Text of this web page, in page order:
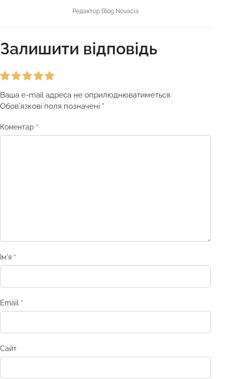
Редактор Blog Novacia
Залишити відповідь
Ваша e-mail адреса не оприлюднюватиметься.
Обов’язкові поля позначені *
Коментар *
Ім'я *
Email *
Сайт